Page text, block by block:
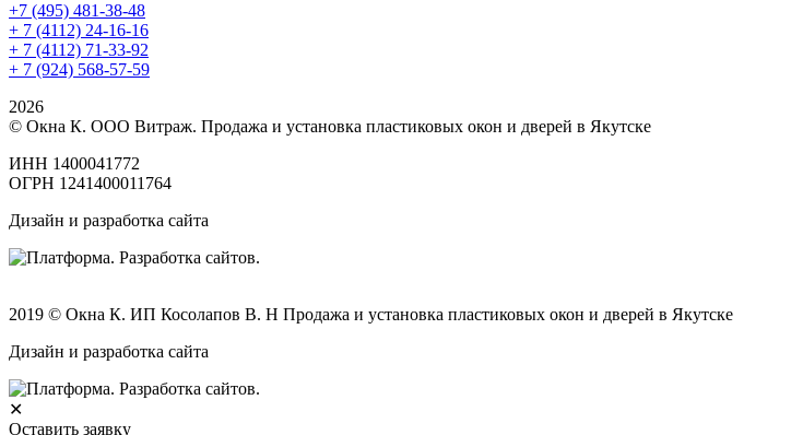
+7 (495) 481-38-48
+ 7 (4112) 24-16-16
+ 7 (4112) 71-33-92
+ 7 (924) 568-57-59
2026
© Окна К. ООО Витраж. Продажа и установка пластиковых окон и дверей в Якутске
ИНН 1400041772
ОГРН 1241400011764
Дизайн и разработка сайта
2019 © Окна К. ИП Косолапов В. Н Продажа и установка пластиковых окон и дверей в Якутске
Дизайн и разработка сайта
✕
Оставить заявку